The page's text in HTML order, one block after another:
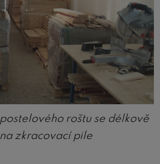
roštu se délkově
zkracovací pile